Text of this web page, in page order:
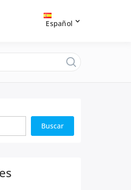
Español
Buscar